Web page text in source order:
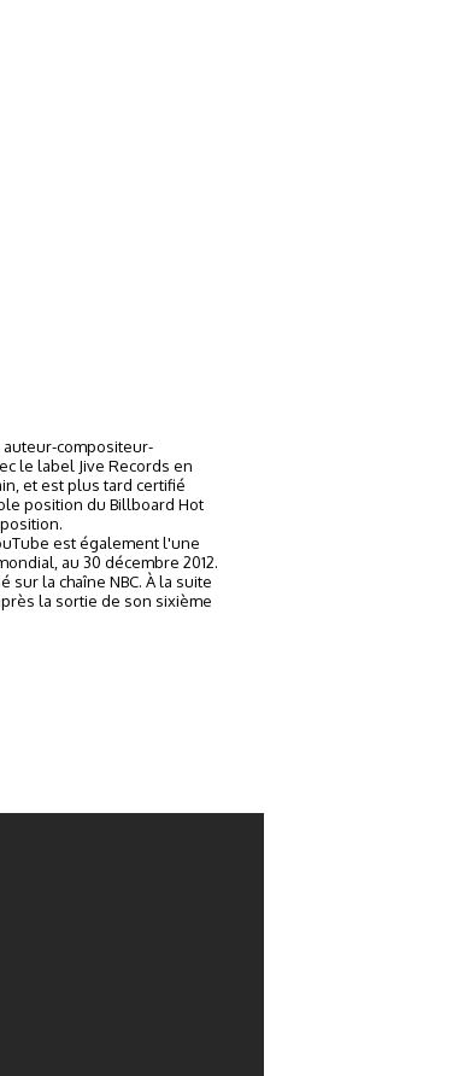
auteur-compositeur-
le label Jive Records en
et est plus tard certifié
position du Billboard Hot
est également l'une
au 30 décembre 2012.
la chaîne NBC. À la suite
la sortie de son sixième